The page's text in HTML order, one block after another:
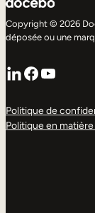
Copyright © 2026
déposée ou une
LinkedIn
Facebook
YouTube
Politique de
Politique en